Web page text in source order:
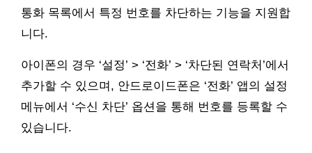
통화 목록에서 특정 번호를 차단하는 기능을 지원합
니다.
아이폰의 경우 ‘설정’ > ‘전화’ > ‘차단된 연락처’에서
추가할 수 있으며, 안드로이드폰은 ‘전화’ 앱의 설정
메뉴에서 ‘수신 차단’ 옵션을 통해 번호를 등록할 수
있습니다.